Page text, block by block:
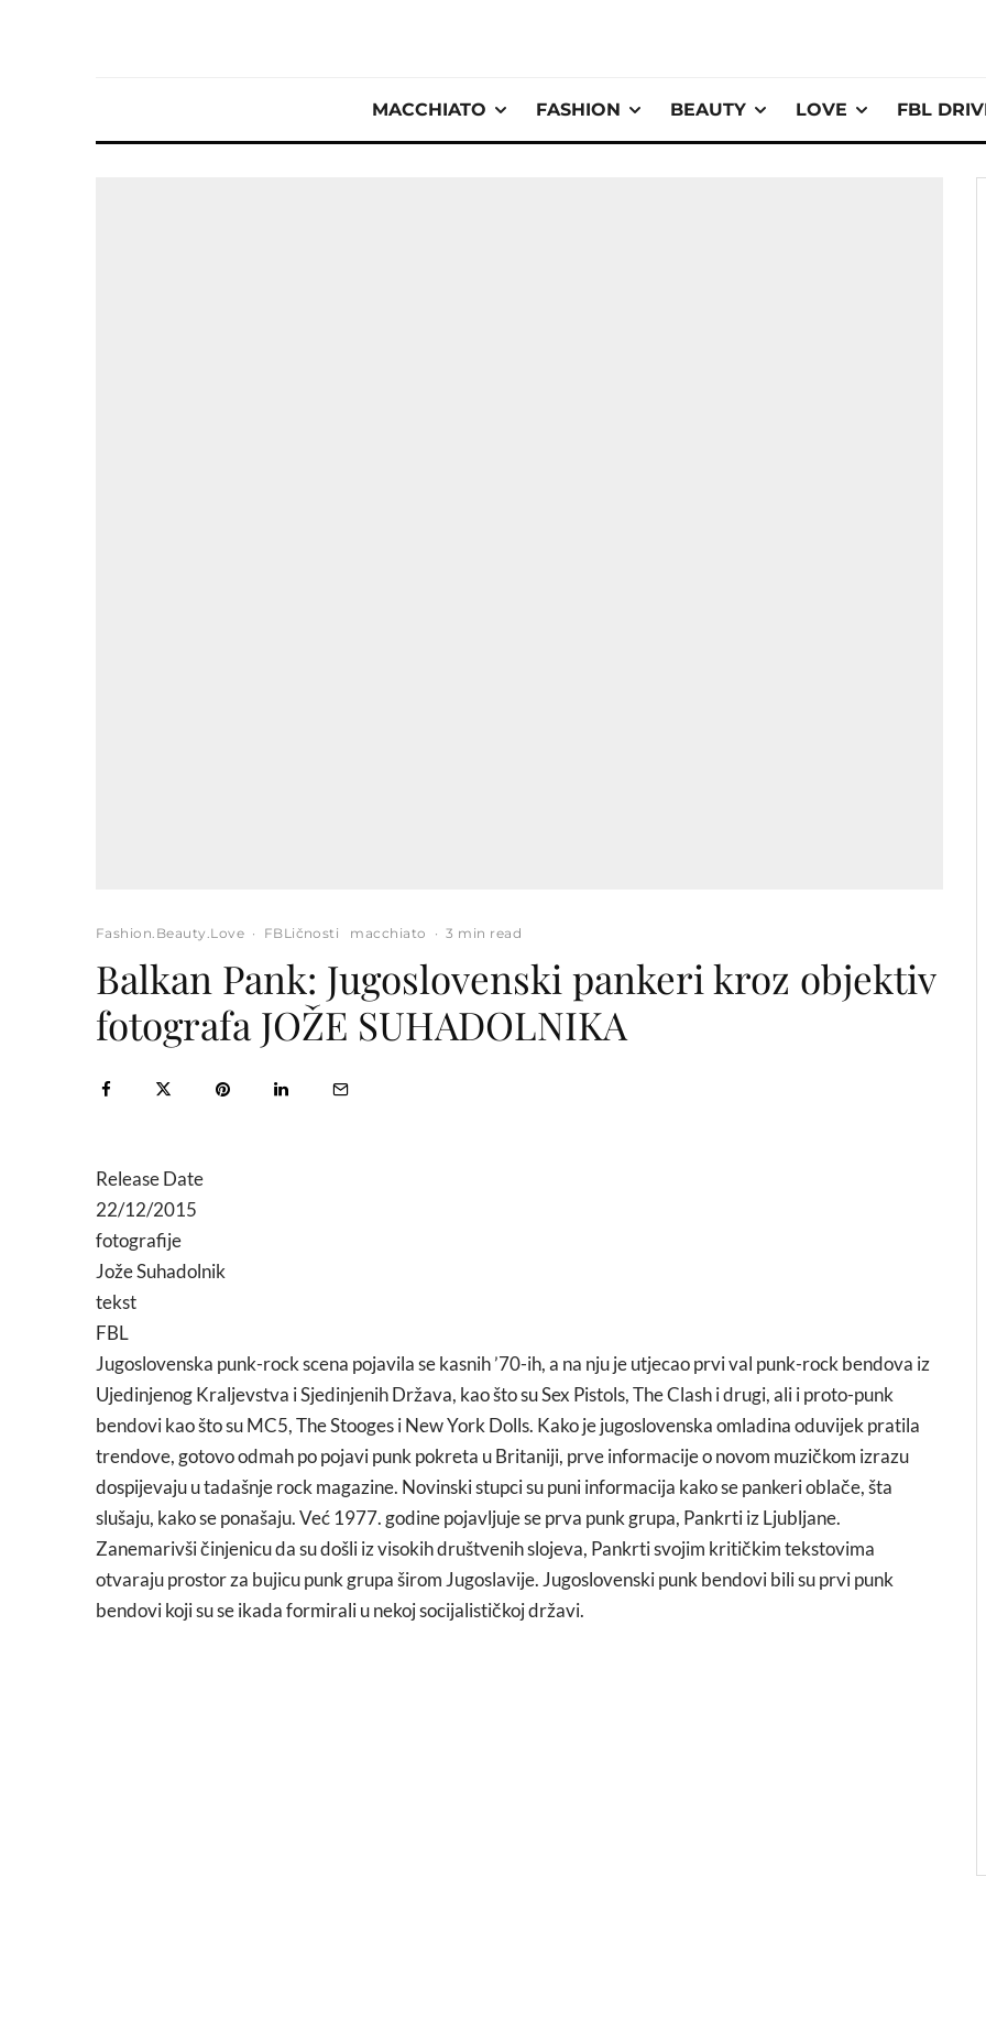
MACCHIATO FASHION BEAUTY LOVE FBL
Fashion.Beauty.Love · FBLičnosti macchiato · 3 min read
Balkan Pank: Jugoslovenski pankeri kroz objektiv
fotografa JOŽE SUHADOLNIKA
Release Date
22/12/2015
fotografije
Jože Suhadolnik
tekst
FBL
Jugoslovenska punk-rock scena pojavila se kasnih ’70-ih, a na nju je utjecao prvi val punk-rock bendova iz
Ujedinjenog Kraljevstva i Sjedinjenih Država, kao što su Sex Pistols, The Clash i drugi, ali i proto-punk
bendovi kao što su MC5, The Stooges i New York Dolls. Kako je jugoslovenska omladina oduvijek pratila
trendove, gotovo odmah po pojavi punk pokreta u Britaniji, prve informacije o novom muzičkom izrazu
dospijevaju u tadašnje rock magazine. Novinski stupci su puni informacija kako se pankeri oblače, šta
slušaju, kako se ponašaju. Već 1977. godine pojavljuje se prva punk grupa, Pankrti iz Ljubljane.
Zanemarivši činjenicu da su došli iz visokih društvenih slojeva, Pankrti svojim kritičkim tekstovima
otvaraju prostor za bujicu punk grupa širom Jugoslavije. Jugoslovenski punk bendovi bili su prvi punk
bendovi koji su se ikada formirali u nekoj socijalističkoj državi.